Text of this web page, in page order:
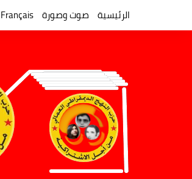
الرئيسية صوت وصورة Français